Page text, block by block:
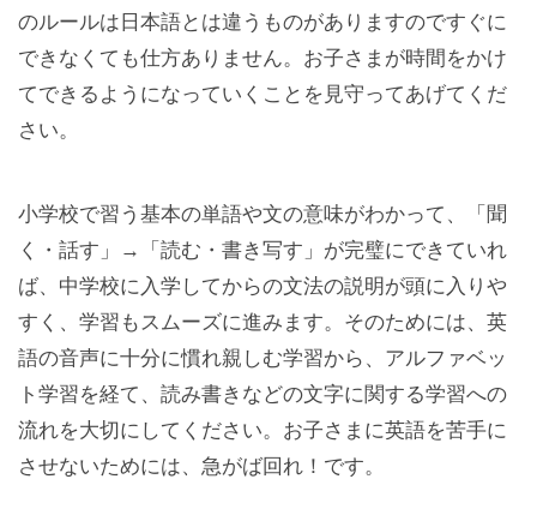
のルールは日本語とは違うものがありますのですぐに
できなくても仕方ありません。お子さまが時間をかけ
てできるようになっていくことを見守ってあげてくだ
さい。
小学校で習う基本の単語や文の意味がわかって、「聞
く・話す」→「読む・書き写す」が完璧にできていれ
ば、中学校に入学してからの文法の説明が頭に入りや
すく、学習もスムーズに進みます。そのためには、英
語の音声に十分に慣れ親しむ学習から、アルファベッ
ト学習を経て、読み書きなどの文字に関する学習への
流れを大切にしてください。お子さまに英語を苦手に
させないためには、急がば回れ！です。